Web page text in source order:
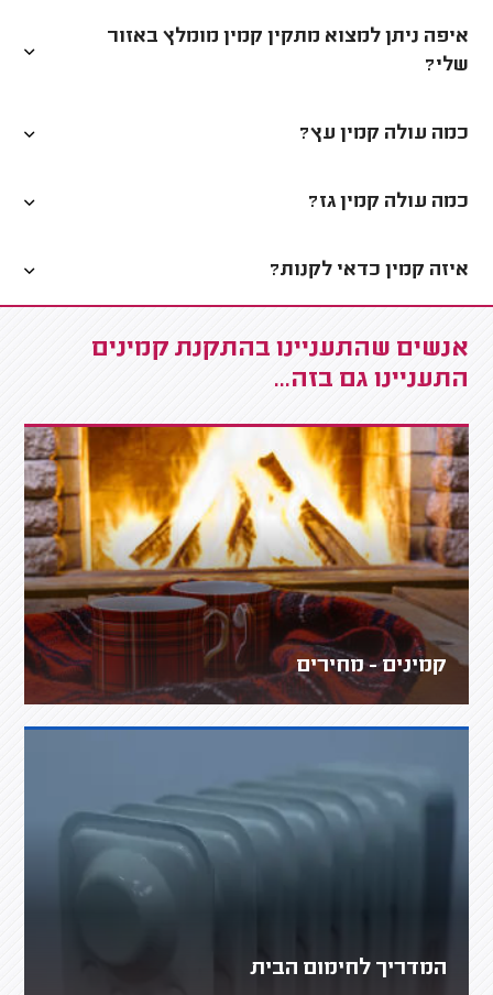
איפה ניתן למצוא מתקין קמין מומלץ באזור
שלי?
כמה עולה קמין עץ?
כמה עולה קמין גז?
איזה קמין כדאי לקנות?
אנשים שהתעניינו בהתקנת קמינים
התעניינו גם בזה...
קמינים - מחירים
המדריך לחימום הבית